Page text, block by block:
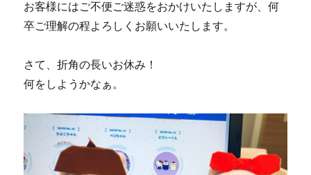
お客様にはご不便ご迷惑をおかけいたしますが、何
卒ご理解の程よろしくお願いいたします。
さて、折角の長いお休み！
何をしようかなぁ。